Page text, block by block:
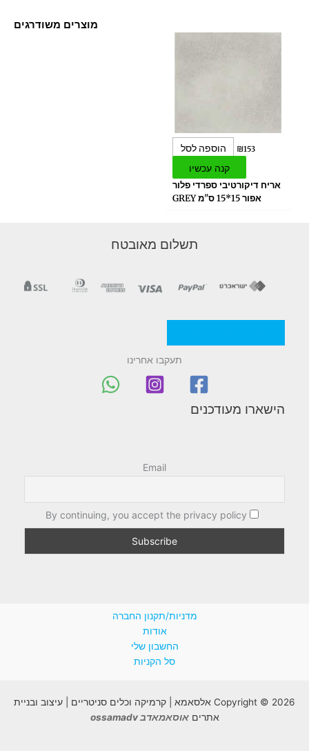
מוצרים משודרגים
₪153 הוספה לסל
קנה עכשיו
אריח דיקורטיבי ספרדי פלור
אפור 15*15 ס"מ GREY
תשלום מאובטח
תעקבו אחרינו
הישארו מעודכנים
Email
By continuing, you accept the privacy policy
מדניות/תקנון החברה
אודות
החשבון שלי
סל הקניות
Copyright © 2026 אלסאמא | קרמיקה וכלים סניטריים | עיצוב ובניית
אתריםאוסאמאדב ossamadv